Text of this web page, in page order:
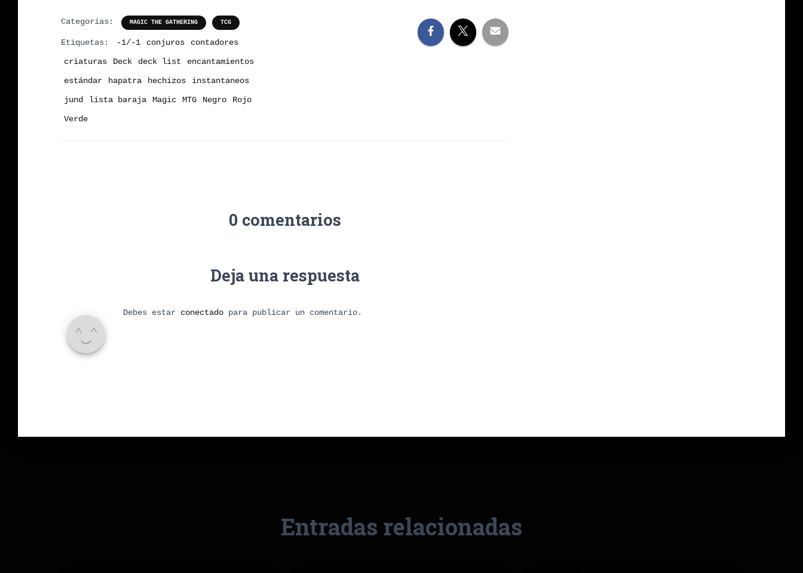
Categorías: MAGIC THE GATHERING TCG
Etiquetas: -1/-1 conjuros
contadores
criaturas
Deck deck list
encantamientos
estándar
hapatra hechizos
instantaneos
jund
lista baraja Magic MTG Negro
Rojo
Verde
0 comentarios
Deja una respuesta
Debes estar conectado para publicar un comentario.
Entradas relacionadas